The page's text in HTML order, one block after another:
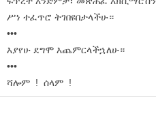
ሥነ ተፈጥሮ ትገበዩበታላችሁ።
•••
እያየሁ ደግሞ እጨምርላችኋለሁ።
•••
ሻሎም ! ሰላም !